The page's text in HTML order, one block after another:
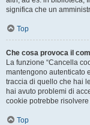
significa che un
Top
Che cosa provoca il
La funzione “Cancella
mantengono autenticato
traccia di quello che hai
hai avuto problemi di
cookie potrebbe
Top